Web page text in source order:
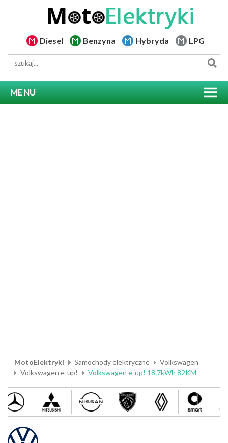
Diesel Benzyna Hybryda LPG
MENU
MotoElektryki Samochody elektryczne
Volkswagen
Volkswagen e-up!
Volkswagen e-up! 18.7kWh 82KM